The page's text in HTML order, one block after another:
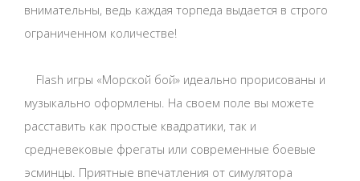
внимательны, ведь каждая торпеда выдается в строго
ограниченном количестве!
Flash игры «Морской бой» идеально прорисованы и
музыкально оформлены. На своем поле вы можете
расставить как простые квадратики, так и
средневековые фрегаты или современные боевые
эсминцы. Приятные впечатления от симулятора